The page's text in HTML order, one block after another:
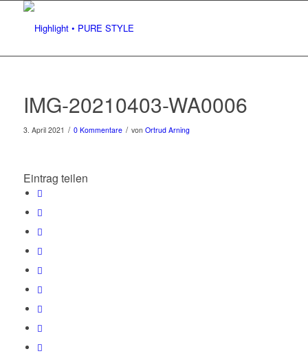
IMG-20210403-WA0006
3. April 2021 / 0 Kommentare / von Ortrud Arning
Eintrag teilen